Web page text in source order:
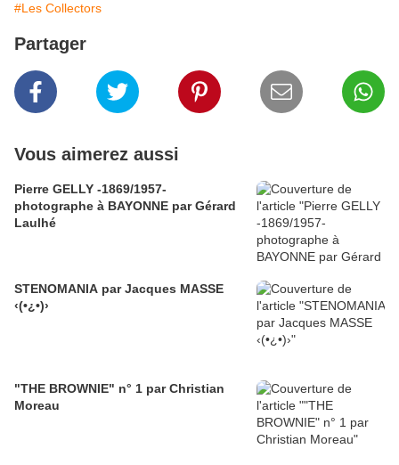
#Les Collectors
Partager
Vous aimerez aussi
Pierre GELLY -1869/1957-
photographe à BAYONNE par Gérard
Laulhé
STENOMANIA par Jacques MASSE
‹(•¿•)›
"THE BROWNIE" n° 1 par Christian
Moreau